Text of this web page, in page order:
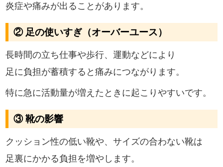
炎症や痛みが出ることがあります。
② 足の使いすぎ（オーバーユース）
長時間の立ち仕事や歩行、運動などにより
足に負担が蓄積すると痛みにつながります。
特に急に活動量が増えたときに起こりやすいです。
③ 靴の影響
クッション性の低い靴や、サイズの合わない靴は
足裏にかかる負担を増やします。